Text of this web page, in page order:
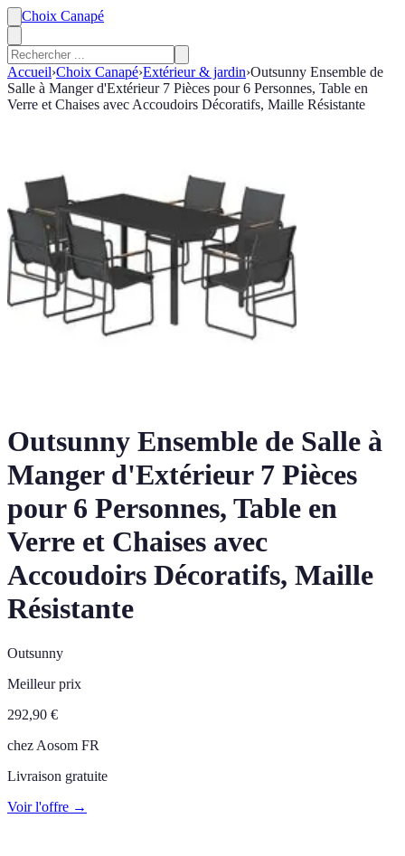
Choix Canapé
Accueil›Choix Canapé›Extérieur & jardin›Outsunny Ensemble de
Salle à Manger d'Extérieur 7 Pièces pour 6 Personnes, Table en
Verre et Chaises avec Accoudoirs Décoratifs, Maille Résistante
Outsunny Ensemble de Salle à
Manger d'Extérieur 7 Pièces
pour 6 Personnes, Table en
Verre et Chaises avec
Accoudoirs Décoratifs, Maille
Résistante
Outsunny
Meilleur prix
292,90 €
chez Aosom FR
Livraison gratuite
Voir l'offre →